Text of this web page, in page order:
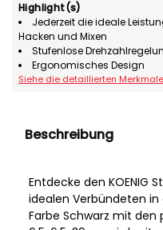
Highlight(s)
Jederzeit die ideale
Hacken und Mixen
Stufenlose
Ergonomisches Design
Siehe die detaillierten Merkmale
Beschreibung
Entdecke den KOENIG
idealen Verbündeten in
Farbe Schwarz mit den